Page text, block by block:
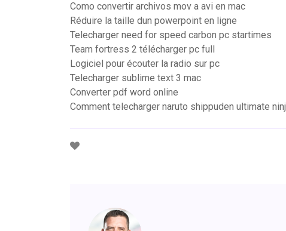
Como convertir archivos mov a avi en mac
Réduire la taille dun powerpoint en ligne
Telecharger need for speed carbon pc startimes
Team fortress 2 télécharger pc full
Logiciel pour écouter la radio sur pc
Telecharger sublime text 3 mac
Converter pdf word online
Comment telecharger naruto shippuden ultimate